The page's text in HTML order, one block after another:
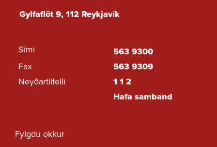
Gylfaflöt 9, 112 Reykjavík
Sími
563 9300
Fax
563 9309
Neyðartilfelli
1 1 2
Hafa samband
Fylgdu okkur